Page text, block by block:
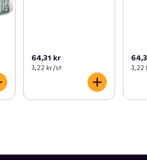
64,31 kr
3,22 kr /st 3,22